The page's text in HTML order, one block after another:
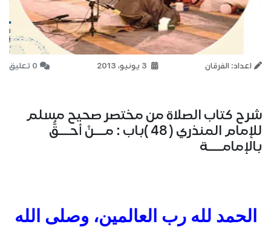
اعداد: الفرقان 0 تعليق
شرح كتاب الصلاة من مختصر صحيح مسلم
للإمام المنذري ( 48 )باب : مـــنْ أحـــقُّ
بالإمامــــة
الحمد لله رب العالمين، وصلى الله